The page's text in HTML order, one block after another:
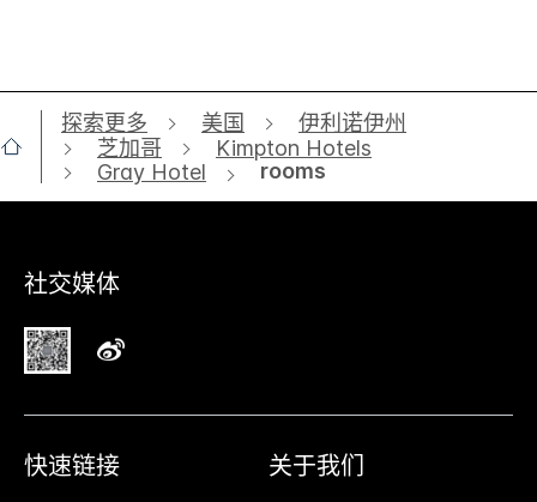
探索更多 美国
伊利诺伊州
芝加哥
Kimpton Hotels
Gray Hotel
rooms
社交媒体
快速链接 关于我们